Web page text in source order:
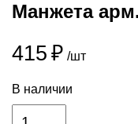
Манжета
415 ₽ /шт
В наличии